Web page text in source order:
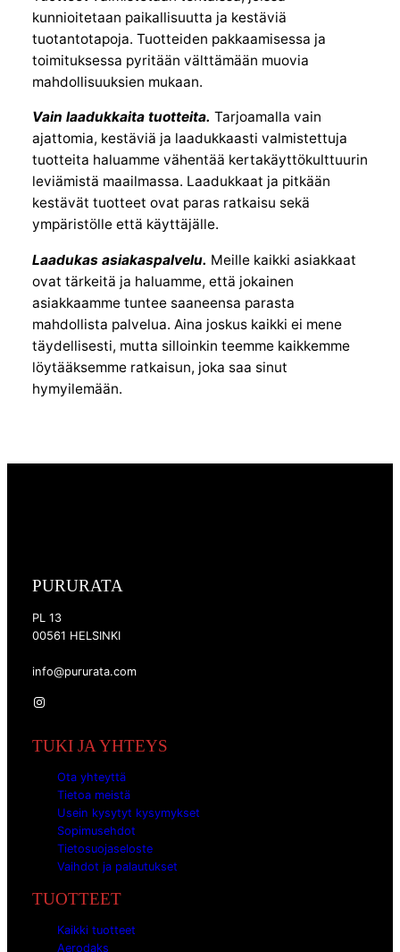
kunnioitetaan paikallisuutta ja kestäviä
tuotantotapoja. Tuotteiden pakkaamisessa ja
toimituksessa pyritään välttämään muovia
mahdollisuuksien mukaan.
Vain laadukkaita tuotteita. Tarjoamalla vain
ajattomia, kestäviä ja laadukkaasti valmistettuja
tuotteita haluamme vähentää kertakäyttökulttuurin
leviämistä maailmassa. Laadukkaat ja pitkään
kestävät tuotteet ovat paras ratkaisu sekä
ympäristölle että käyttäjälle.
Laadukas asiakaspalvelu. Meille kaikki asiakkaat
ovat tärkeitä ja haluamme, että jokainen
asiakkaamme tuntee saaneensa parasta
mahdollista palvelua. Aina joskus kaikki ei mene
täydellisesti, mutta silloinkin teemme kaikkemme
löytääksemme ratkaisun, joka saa sinut
hymyilemään.
PURURATA
PL 13
00561 HELSINKI
info@pururata.com
Instagram
TUKI JA YHTEYS
Ota yhteyttä
Tietoa meistä
Usein kysytyt kysymykset
Sopimusehdot
Tietosuojaseloste
Vaihdot ja palautukset
TUOTTEET
Kaikki tuotteet
Aerodaks